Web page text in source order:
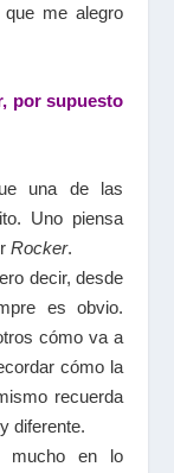
me alegro
por supuesto
una de las
Uno piensa
Rocker.
decir, desde
es obvio.
cómo va a
cómo la
recuerda
diferente.
mucho en lo